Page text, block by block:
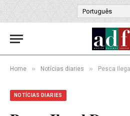
Português
Home » Notícias diaries » Pesca Ilegal
NOTÍCIAS DIARIES